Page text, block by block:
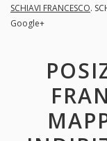
SCHIAVI FRANCESCO.
Google+